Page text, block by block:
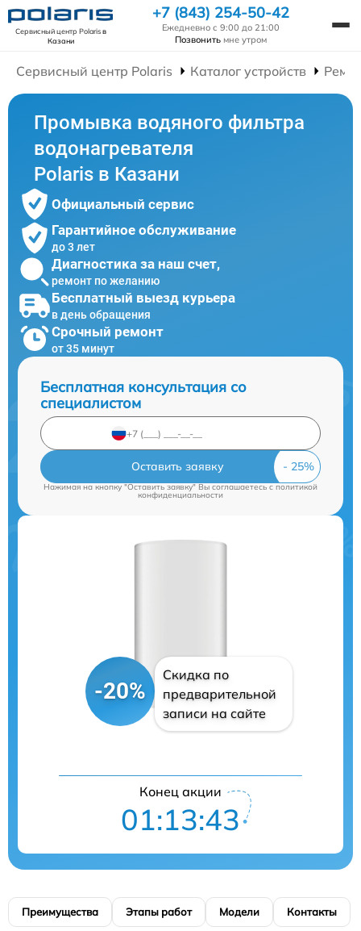
Сервисный центр Polarisв
Казани
+7 (843) 254-50-42
Ежедневно с 9:00 до 21:00
Позвонить мне утром
Сервисный центр Polaris Каталог устройств
Промывка водяного фильтра
водонагревателя
Polaris в Казани
Официальный сервис
Гарантийное обслуживание
до 3 лет
Диагностика за наш счет,
ремонт по желанию
Бесплатный выезд курьера
в день обращения
Срочный ремонт
от 35 минут
Бесплатная консультация со
специалистом
Оставить заявку
Нажимая на кнопку "Оставить заявку" Вы соглашаетесь cполитикой
конфиденциальности
-20%
Скидка по
предварительной
записи на сайте
Конец акции
01:13:42
Преимущества Этапы работ Модели Контакты